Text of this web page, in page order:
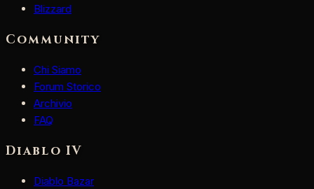
Blizzard
Community
Chi Siamo
Forum Storico
Archivio
FAQ
Diablo IV
Diablo Bazar